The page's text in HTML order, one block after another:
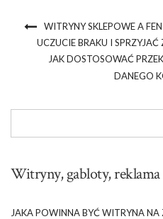
WITRYNY SKLEPOWE A
UCZUCIE BRAKU I
JAK DOSTOSOWAĆ
DANEGO
Witryny, gabloty, reklama
JAKA POWINNA BYĆ WITRYNA